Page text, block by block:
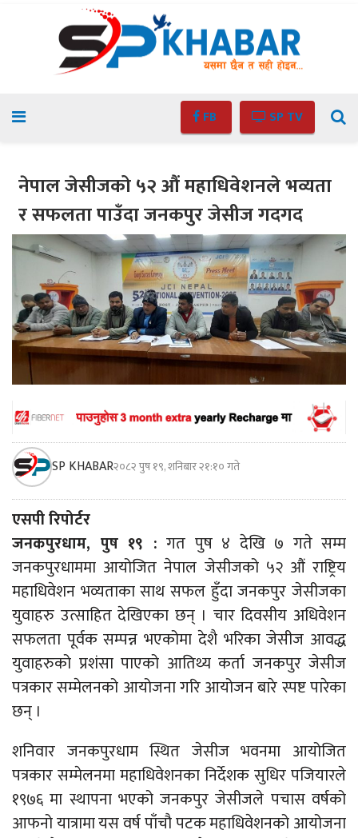
FB SP TV
नेपाल जेसीजको ५२ औं महाधिवेशनले भव्यता
र सफलता पाउँदा जनकपुर जेसीज गदगद
SP KHABAR२०८२ पुष १९, शनिबार २१:१० गते
एसपी रिपोर्टर
जनकपुरधाम, पुष १९ : गत पुष ४ देखि ७ गते सम्म
जनकपुरधाममा आयोजित नेपाल जेसीजको ५२ औं राष्ट्रिय
महाधिवेशन भव्यताका साथ सफल हुँदा जनकपुर जेसीजका
युवाहरु उत्साहित देखिएका छन् । चार दिवसीय अधिवेशन
सफलता पूर्वक सम्पन्न भएकोमा देशै भरिका जेसीज आवद्ध
युवाहरुको प्रशंसा पाएको आतिथ्य कर्ता जनकपुर जेसीज
पत्रकार सम्मेलनको आयोजना गरि आयोजन बारे स्पष्ट पारेका
छन् ।
शनिवार जनकपुरधाम स्थित जेसीज भवनमा आयोजित
पत्रकार सम्मेलनमा महाधिवेशनका निर्देशक सुधिर पजियारले
१९७६ मा स्थापना भएको जनकपुर जेसीजले पचास वर्षको
आफनो यात्रामा यस वर्ष पाँचौ पटक महाधिवेशनको आयोजना